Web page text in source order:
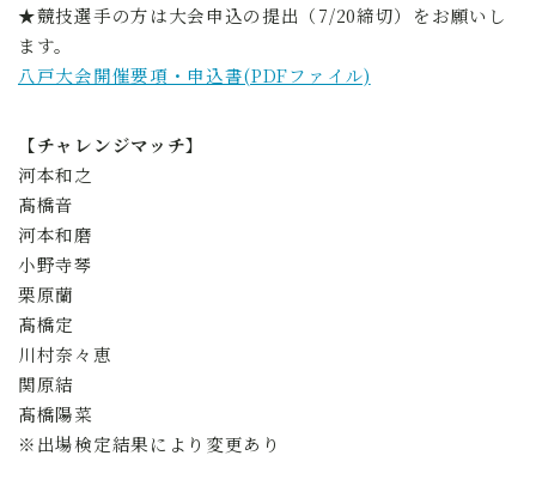
★競技選手の方は大会申込の提出（7/20締切）をお願いし
ます。
八戸大会開催要項・申込書(PDFファイル)
【チャレンジマッチ】
河本和之
髙橋音
河本和磨
小野寺琴
栗原蘭
髙橋定
川村奈々恵
関原結
髙橋陽菜
※出場検定結果により変更あり